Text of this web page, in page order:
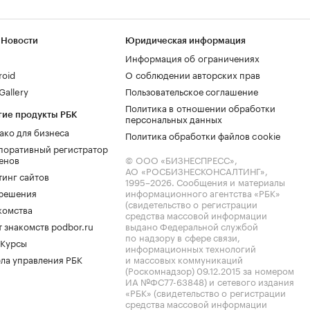
продукты РБК
для бизнеса
регистратор
сайтов
знакомств podbor.ru
управления РБК
Юридическая информация
Информация об ограничениях
О соблюдении авторских прав
Пользовательское соглашение
Политика в отношении обработки
персональных данных
Политика обработки файлов cookie
© ООО «БИЗНЕСПРЕСС»,
АО «РОСБИЗНЕСКОНСАЛТИНГ»,
1995–2026. Сообщения и материалы
информационного агентства «РБК»
(свидетельство о регистрации
средства массовой информации
выдано Федеральной службой
по надзору в сфере связи,
информационных технологий
и массовых коммуникаций
(Роскомнадзор) 09.12.2015 за номером
ИА №ФС77-63848) и сетевого издания
«РБК» (свидетельство о регистрации
средства массовой информации